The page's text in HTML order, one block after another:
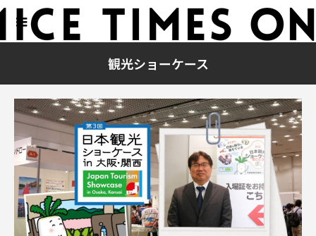
観光ショーケース